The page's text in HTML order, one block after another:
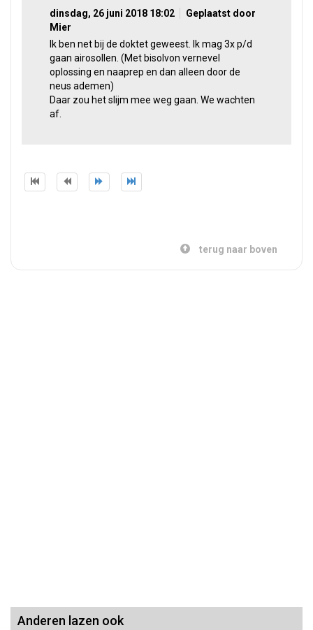
dinsdag, 26 juni 2018 18:02
Geplaatst door
Mier
Ik ben net bij de doktet geweest. Ik mag 3x p/d
gaan airosollen. (Met bisolvon vernevel
oplossing en naaprep en dan alleen door de
neus ademen)
Daar zou het slijm mee weg gaan. We wachten
af.
terug naar boven
Anderen lazen ook